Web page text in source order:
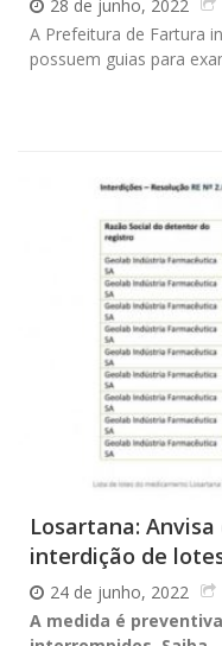
28 de junho, 2022
A Prefeitura de Fartura
possuem guias para
Losartana:
interdição de
24 de junho, 2022
A medida é